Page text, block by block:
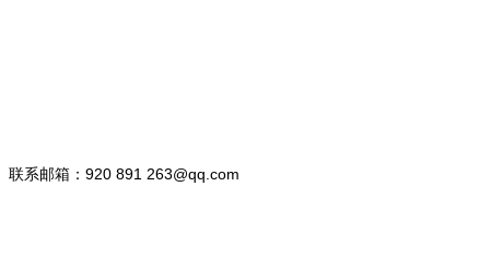
联系邮箱：920 891 263@qq.com